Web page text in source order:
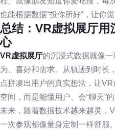
也能根据数据“投你所好”，让你觉
总结：VR虚拟展厅
心
VR虚拟展厅的沉浸式数据就像一
为、喜好和需求。从轨迹到时长
点拼凑出用户的真实想法，让
空间，而是能懂用户、会“聊天”的
未来，随着数据技术越来越灵，
一次参观都像量身定制一样舒服。